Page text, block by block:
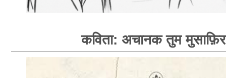
कविता: अचानक तुम मुसाफ़िर